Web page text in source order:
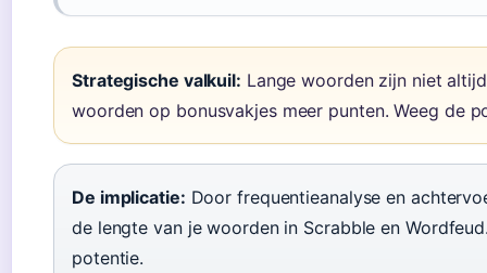
Strategische valkuil: Lange woorden zijn niet
woorden op bonusvakjes meer punten. Weeg de
De implicatie: Door frequentieanalyse en
de lengte van je woorden in Scrabble en
potentie.